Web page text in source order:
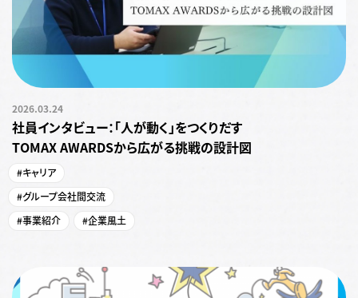
2026.03.24
社員インタビュー：「人が動く」をつくりだす
TOMAX AWARDSから広がる挑戦の設計図
#キャリア
#グループ会社間交流
#事業紹介
#企業風土